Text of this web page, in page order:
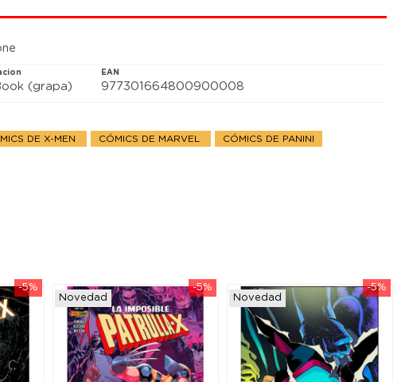
(grapa)
EAN
977301664800900008
DE X-MEN CÓMICS DE MARVEL CÓMICS DE PANINI
-5%
-5%
Novedad
-5%
Novedad